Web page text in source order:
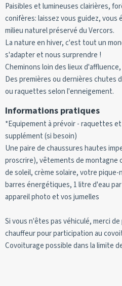
Paisibles et lumineuses clairières,
conifères: laissez vous guidez, vous
milieu naturel préservé du Vercors.
La nature en hiver, c'est tout un
s'adapter et nous surprendre !
Cheminons loin des lieux
Des premières ou dernières chutes
ou raquettes selon l'enneigement.
Informations pratiques
*Equipement à prévoir - raquettes
supplément (si besoin)
Une paire de chaussures hautes
proscrire), vêtements de
de soleil, crème solaire, votre
barres énergétiques, 1 litre d'eau
appareil photo et vos jumelles
Si vous n'êtes pas véhiculé, merci
chauffeur pour participation au
Covoiturage possible dans la limite